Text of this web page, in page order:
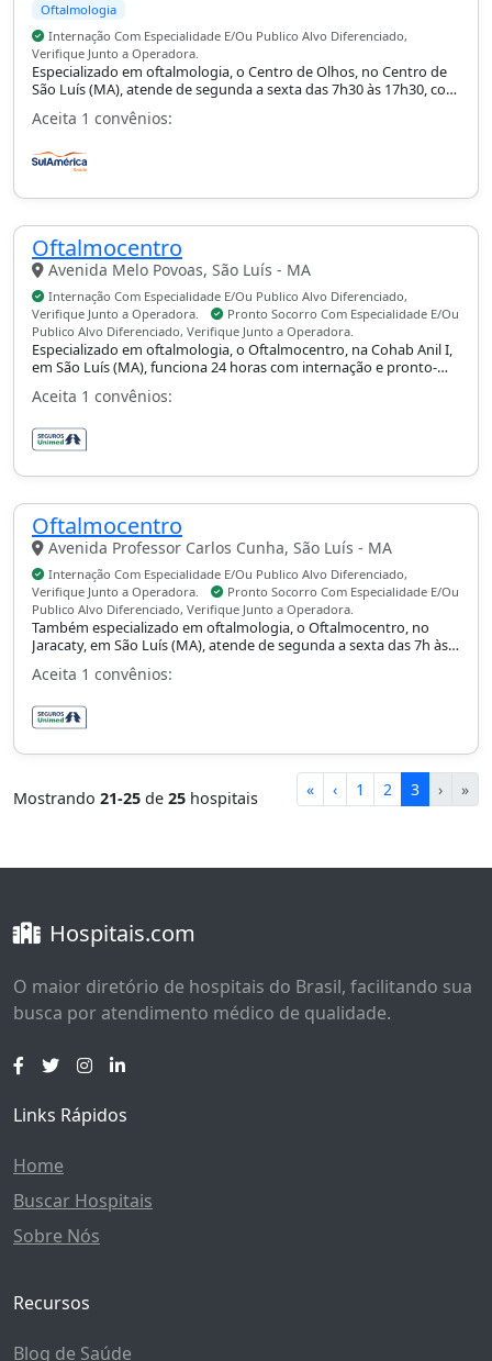
Oftalmologia
Internação Com Especialidade E/Ou Publico Alvo Diferenciado,
Verifique Junto a Operadora.
Especializado em oftalmologia, o Centro de Olhos, no Centro de
São Luís (MA), atende de segunda a sexta das 7h30 às 17h30, com
internação conforme especialidade.
Aceita 1 convênios:
Oftalmocentro
Avenida Melo Povoas, São Luís - MA
Internação Com Especialidade E/Ou Publico Alvo Diferenciado,
Verifique Junto a Operadora.
Pronto Socorro Com Especialidade E/Ou
Publico Alvo Diferenciado, Verifique Junto a Operadora.
Especializado em oftalmologia, o Oftalmocentro, na Cohab Anil I,
em São Luís (MA), funciona 24 horas com internação e pronto-
socorro conforme especialidade.
Aceita 1 convênios:
Oftalmocentro
Avenida Professor Carlos Cunha, São Luís - MA
Internação Com Especialidade E/Ou Publico Alvo Diferenciado,
Verifique Junto a Operadora.
Pronto Socorro Com Especialidade E/Ou
Publico Alvo Diferenciado, Verifique Junto a Operadora.
Também especializado em oftalmologia, o Oftalmocentro, no
Jaracaty, em São Luís (MA), atende de segunda a sexta das 7h às
19h e aos sábados das 7h às 12h, com urgência 24 horas,
internação e pronto-socorro conforme especialidade.
Aceita 1 convênios:
Mostrando 21-25 de 25 hospitais « ‹ 1 2 3 › »
Hospitais.com
O maior diretório de hospitais do Brasil, facilitando sua
busca por atendimento médico de qualidade.
Links Rápidos
Home
Buscar Hospitais
Sobre Nós
Recursos
Blog de Saúde